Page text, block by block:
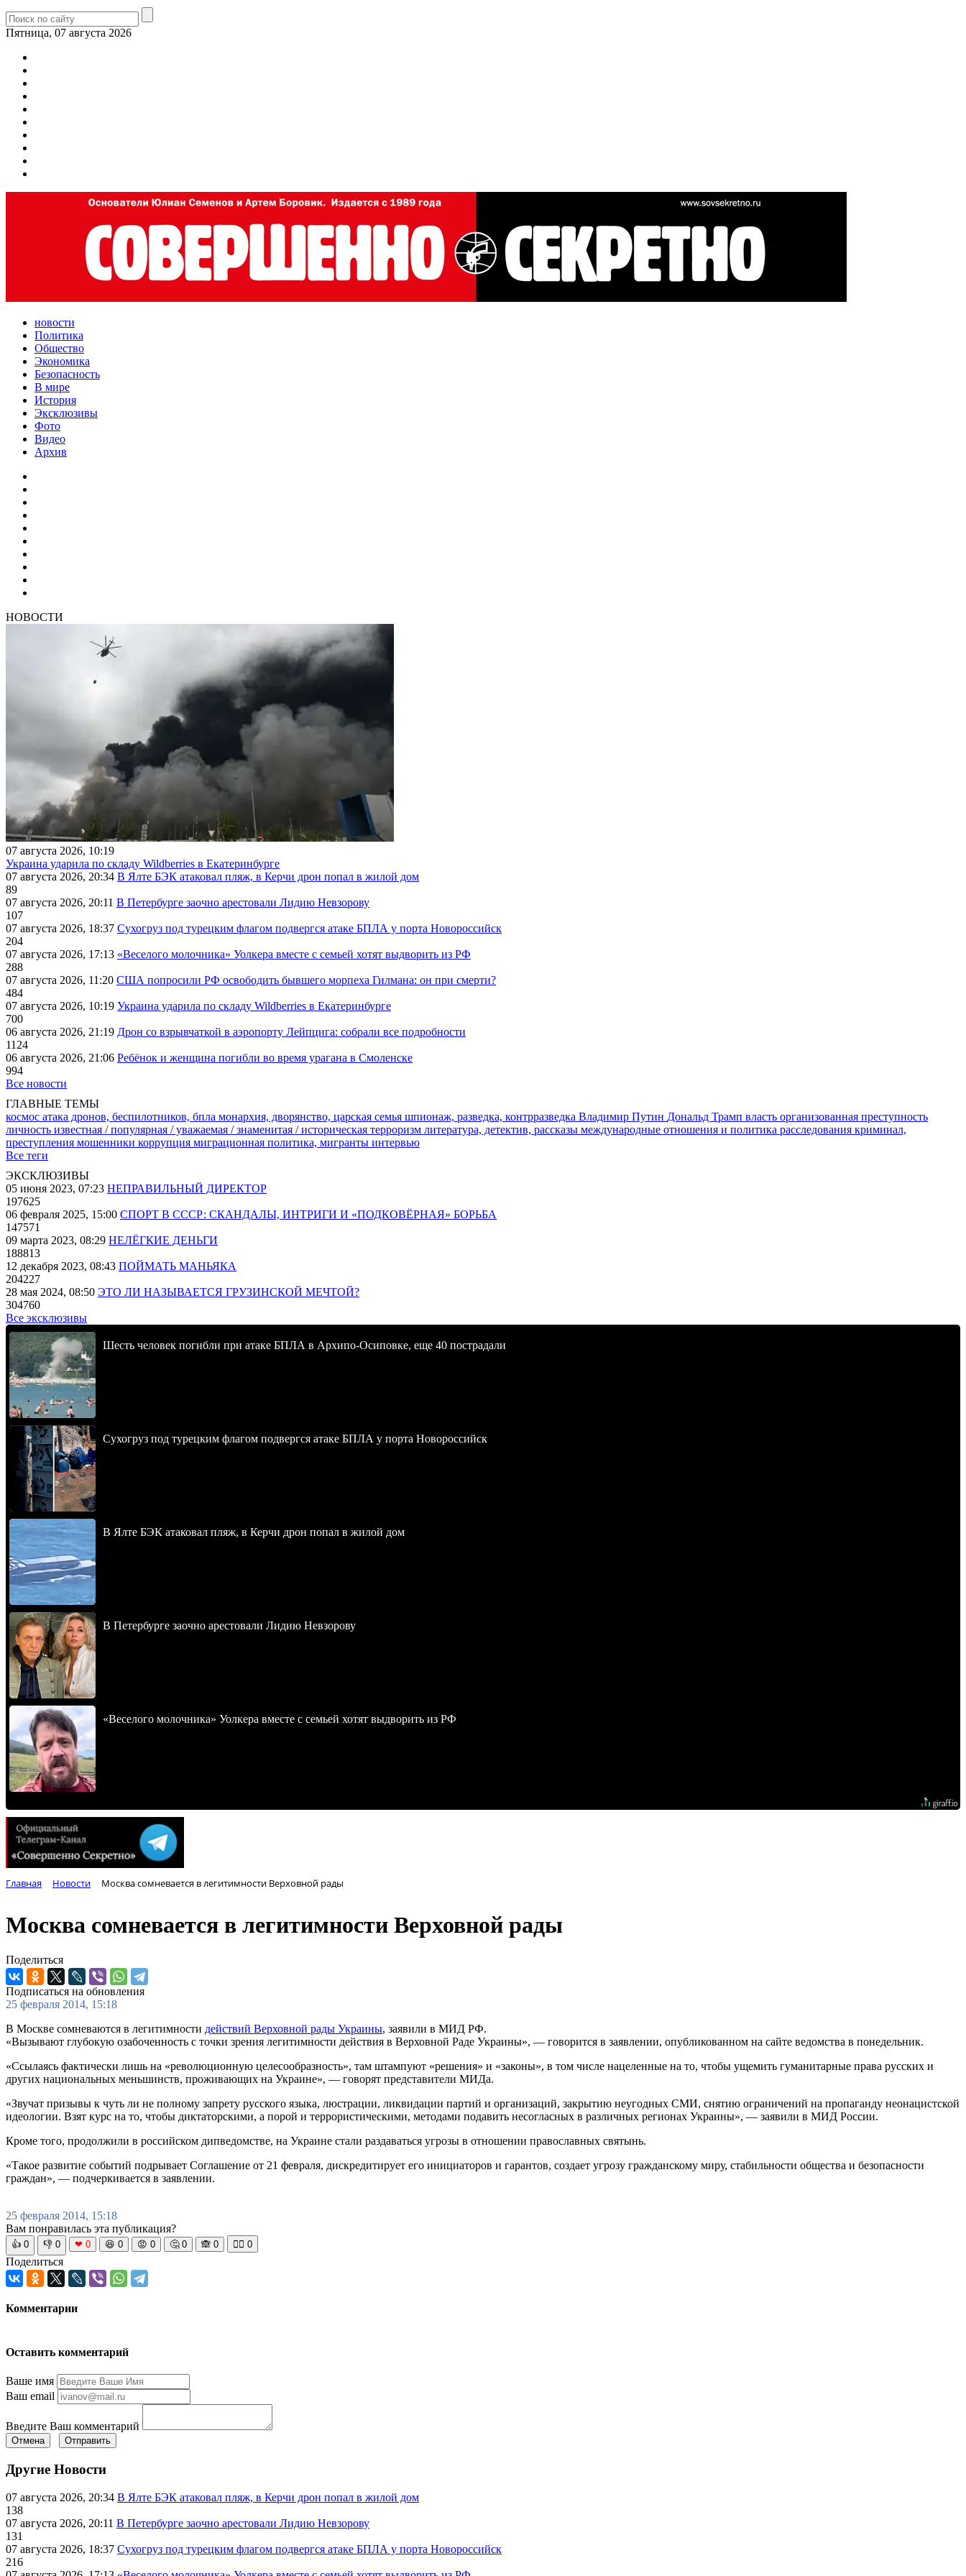
Пятница, 07 августа 2026
новости
Политика
Общество
Экономика
Безопасность
В мире
История
Эксклюзивы
Фото
Видео
Архив
НОВОСТИ
07 августа 2026, 10:19
Украина ударила по складу Wildberries в Екатеринбурге
07 августа 2026, 20:34 В Ялте БЭК атаковал пляж, в Керчи дрон попал в жилой дом
89
07 августа 2026, 20:11 В Петербурге заочно арестовали Лидию Невзорову
107
07 августа 2026, 18:37 Сухогруз под турецким флагом подвергся атаке БПЛА у порта Новороссийск
204
07 августа 2026, 17:13 «Веселого молочника» Уолкера вместе с семьей хотят выдворить из РФ
288
07 августа 2026, 11:20 США попросили РФ освободить бывшего морпеха Гилмана: он при смерти?
484
07 августа 2026, 10:19 Украина ударила по складу Wildberries в Екатеринбурге
700
06 августа 2026, 21:19 Дрон со взрывчаткой в аэропорту Лейпцига: собрали все подробности
1124
06 августа 2026, 21:06 Ребёнок и женщина погибли во время урагана в Смоленске
994
Все новости
ГЛАВНЫЕ ТЕМЫ
космос атака дронов, беспилотников, бпла монархия, дворянство, царская семья шпионаж, разведка, контрразведка Владимир Путин Дональд Трамп власть организованная преступность
личность известная / популярная / уважаемая / знаменитая / историческая терроризм литература, детектив, рассказы международные отношения и политика расследования криминал,
преступления мошенники коррупция миграционная политика, мигранты интервью
Все теги
ЭКСКЛЮЗИВЫ
05 июня 2023, 07:23 НЕПРАВИЛЬНЫЙ ДИРЕКТОР
197625
06 февраля 2025, 15:00 СПОРТ В СССР: СКАНДАЛЫ, ИНТРИГИ И «ПОДКОВЁРНАЯ» БОРЬБА
147571
09 марта 2023, 08:29 НЕЛЁГКИЕ ДЕНЬГИ
188813
12 декабря 2023, 08:43 ПОЙМАТЬ МАНЬЯКА
204227
28 мая 2024, 08:50 ЭТО ЛИ НАЗЫВАЕТСЯ ГРУЗИНСКОЙ МЕЧТОЙ?
304760
Все эксклюзивы
Шесть человек погибли при атаке БПЛА в Архипо-Осиповке, еще 40 пострадали
Сухогруз под турецким флагом подвергся атаке БПЛА у порта Новороссийск
В Ялте БЭК атаковал пляж, в Керчи дрон попал в жилой дом
В Петербурге заочно арестовали Лидию Невзорову
«Веселого молочника» Уолкера вместе с семьей хотят выдворить из РФ
Главная Новости Москва сомневается в легитимности Верховной рады
Москва сомневается в легитимности Верховной рады
Поделиться
Подписаться на обновления
25 февраля 2014, 15:18
В Москве сомневаются в легитимности действий Верховной рады Украины, заявили в МИД РФ.
«Вызывают глубокую озабоченность с точки зрения легитимности действия в Верховной Раде Украины», — говорится в заявлении, опубликованном на сайте ведомства в понедельник.
«Ссылаясь фактически лишь на «революционную целесообразность», там штампуют «решения» и «законы», в том числе нацеленные на то, чтобы ущемить гуманитарные права русских и
других национальных меньшинств, проживающих на Украине», — говорят представители МИДа.
«Звучат призывы к чуть ли не полному запрету русского языка, люстрации, ликвидации партий и организаций, закрытию неугодных СМИ, снятию ограничений на пропаганду неонацистской
идеологии. Взят курс на то, чтобы диктаторскими, а порой и террористическими, методами подавить несогласных в различных регионах Украины», — заявили в МИД России.
Кроме того, продолжили в российском дипведомстве, на Украине стали раздаваться угрозы в отношении православных святынь.
«Такое развитие событий подрывает Соглашение от 21 февраля, дискредитирует его инициаторов и гарантов, создает угрозу гражданскому миру, стабильности общества и безопасности
граждан», — подчеркивается в заявлении.
25 февраля 2014, 15:18
Вам понравилась эта публикация?
👍 0 👎 0 ❤ 0 😆 0 😡 0 🤔 0 🙈 0 🧘‍♀️ 0
Поделиться
Комментарии
Оставить комментарий
Ваше имя
Ваш email
Введите Ваш комментарий
Отмена Отправить
Другие Новости
07 августа 2026, 20:34 В Ялте БЭК атаковал пляж, в Керчи дрон попал в жилой дом
138
07 августа 2026, 20:11 В Петербурге заочно арестовали Лидию Невзорову
131
07 августа 2026, 18:37 Сухогруз под турецким флагом подвергся атаке БПЛА у порта Новороссийск
216